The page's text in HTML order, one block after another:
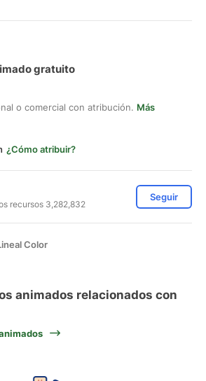
gratuito
o comercial con atribución. Más
¿Cómo atribuir?
recursos 3,282,832
Seguir
Color
animados relacionados con